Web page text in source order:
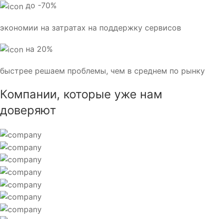
до -70%
экономии на затратах на поддержку сервисов
на 20%
быстрее решаем проблемы, чем в среднем по рынку
Компании, которые уже нам
доверяют